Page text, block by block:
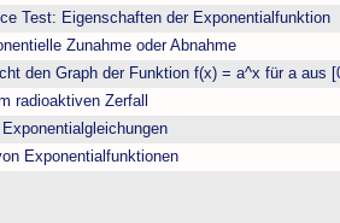
Test: Eigenschaften der Exponentialfunktion
Zunahme oder Abnahme
den Graph der Funktion f(x) = a^x für a aus
radioaktiven Zerfall
Exponentialfunktionen